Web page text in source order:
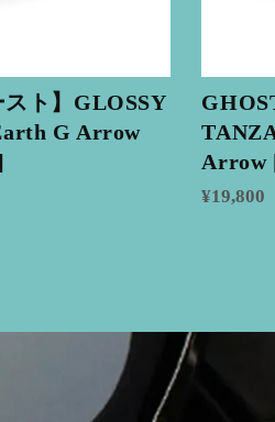
ト】GLOSSY
G Arrow
Arrow
¥19,800